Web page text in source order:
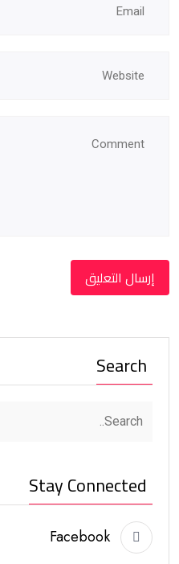
Search
Stay Connected
Facebook